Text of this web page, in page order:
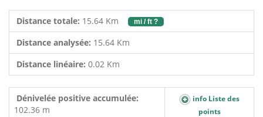
Distance totale: 15.64 Km mi / ft ?
Distance analysée: 15.64 Km
Distance linéaire: 0.02 Km
Dénivelée positive accumulée:
102.36 m
info Liste des
points